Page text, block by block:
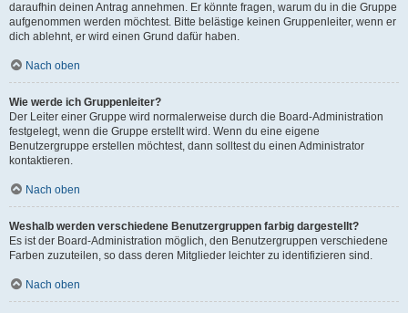
daraufhin deinen Antrag annehmen. Er könnte fragen, warum du in die Gruppe
aufgenommen werden möchtest. Bitte belästige keinen Gruppenleiter, wenn er
dich ablehnt, er wird einen Grund dafür haben.
Nach oben
Wie werde ich Gruppenleiter?
Der Leiter einer Gruppe wird normalerweise durch die Board-Administration
festgelegt, wenn die Gruppe erstellt wird. Wenn du eine eigene
Benutzergruppe erstellen möchtest, dann solltest du einen Administrator
kontaktieren.
Nach oben
Weshalb werden verschiedene Benutzergruppen farbig dargestellt?
Es ist der Board-Administration möglich, den Benutzergruppen verschiedene
Farben zuzuteilen, so dass deren Mitglieder leichter zu identifizieren sind.
Nach oben